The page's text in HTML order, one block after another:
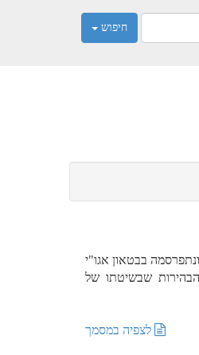
חיפוש
בבטאון אגו"י
שבשיטתו של
לצפיה במסמך